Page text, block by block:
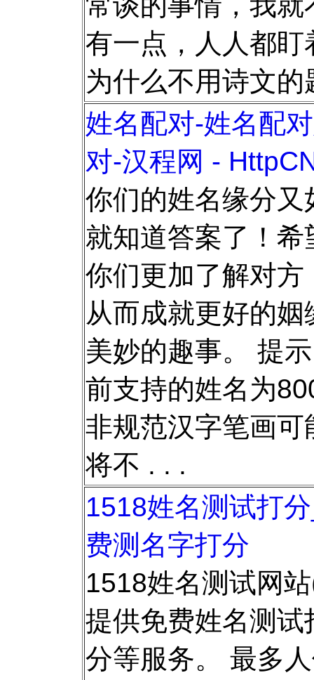
有一点，人人都
为什么不用诗文
姓名配对-姓名配
对-汉程网 -
你们的姓名缘分
就知道答案了！
你们更加了解对
从而成就更好的
美妙的趣事。 提
前支持的姓名为
非规范汉字笔画
将不 . . .
1518姓名测试打
费测名字打分
1518姓名测试网
提供免费姓名测
分等服务。 最多